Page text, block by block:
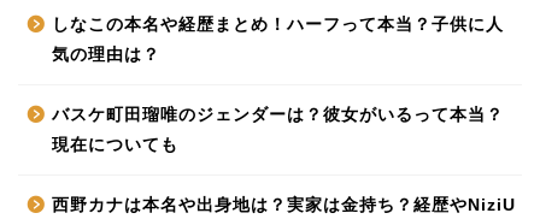
しなこの本名や経歴まとめ！ハーフって本当？子供に人
気の理由は？
バスケ町田瑠唯のジェンダーは？彼女がいるって本当？
現在についても
西野カナは本名や出身地は？実家は金持ち？経歴やNiziU